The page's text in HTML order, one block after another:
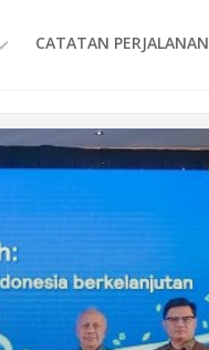
CATATAN PERJALANAN